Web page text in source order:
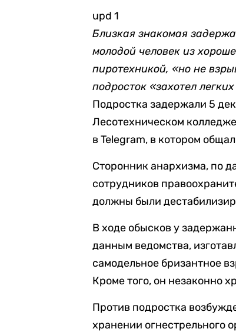
upd 1
Близкая знакомая
молодой человек из
пиротехникой, «но не
подросток «захотел
Подростка задержали 5
Лесотехническом
в Telegram, в котором
Сторонник анархизма, по
сотрудников
должны были
В ходе обысков у
данным ведомства,
самодельное бризантное
Кроме того, он незаконно
Против подростка
хранении огнестрельного